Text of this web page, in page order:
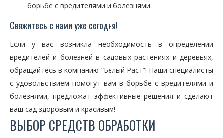
борьбе с вредителями и болезнями.
Свяжитесь с нами уже сегодня!
Если у вас возникла необходимость в определении
вредителей и болезней в садовых растениях и деревьях,
обращайтесь в компанию “Белый Раст”! Наши специалисты
с удовольствием помогут вам в борьбе с вредителями и
болезнями, предложат эффективные решения и сделают
ваш сад здоровым и красивым!
ВЫБОР СРЕДСТВ ОБРАБОТКИ